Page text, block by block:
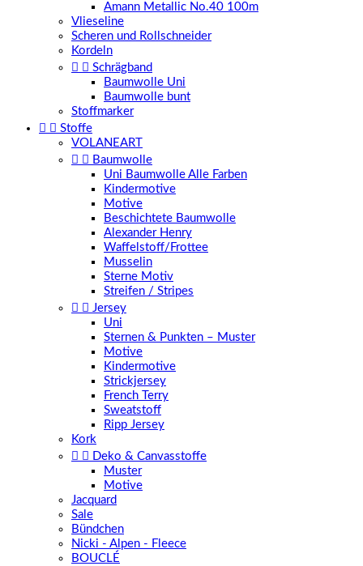
Amann Metallic No.40 100m
Vlieseline
Scheren und Rollschneider
Kordeln
  Schrägband
Baumwolle Uni
Baumwolle bunt
Stoffmarker
  Stoffe
VOLANEART
  Baumwolle
Uni Baumwolle Alle Farben
Kindermotive
Motive
Beschichtete Baumwolle
Alexander Henry
Waffelstoff/Frottee
Musselin
Sterne Motiv
Streifen / Stripes
  Jersey
Uni
Sternen & Punkten – Muster
Motive
Kindermotive
Strickjersey
French Terry
Sweatstoff
Ripp Jersey
Kork
  Deko & Canvasstoffe
Muster
Motive
Jacquard
Sale
Bündchen
Nicki - Alpen - Fleece
BOUCLÉ